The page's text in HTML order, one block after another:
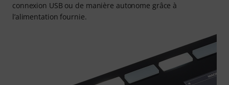
connexion USB ou de manière autonome grâce à
l’alimentation fournie.